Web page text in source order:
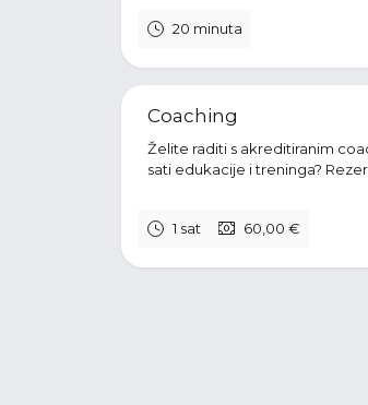
20 minuta
Coaching
Želite raditi s akreditiranim
sati edukacije i treninga?
1 sat 60,00 €